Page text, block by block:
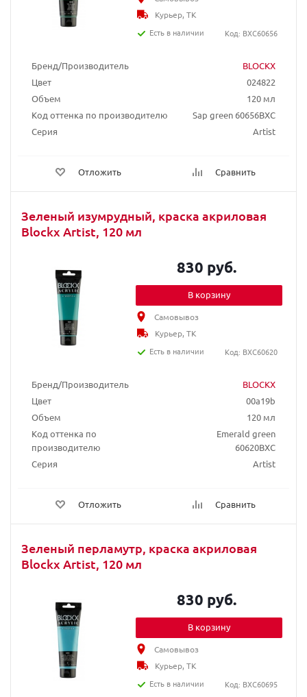
Бренд/Производитель
BLOCKX
Цвет
024822
Объем
120 мл
Код оттенка по производителю
Sap green 60656BXC
Серия
Artist
Отложить Сравнить
Курьер, ТК
Есть в наличии
Код: BXC60656
Зеленый изумрудный, краска акриловая
Blockx Artist, 120 мл
Бренд/Производитель
BLOCKX
Цвет
00a19b
Объем
120 мл
Код оттенка по
производителю
Emerald green
60620BXC
Серия
Artist
Отложить Сравнить
830 руб.
В корзину
Самовывоз
Курьер, ТК
Есть в наличии
Код: BXC60620
Зеленый перламутр, краска акриловая
Blockx Artist, 120 мл
830 руб.
В корзину
Самовывоз
Курьер, ТК
Есть в наличии
Код: BXC60695